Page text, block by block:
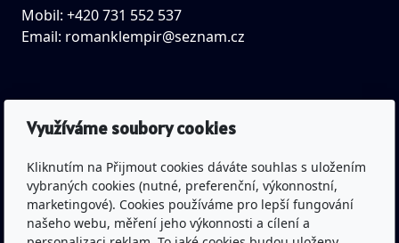
Mobil: +420 731 552 537
Email: romanklempir@seznam.cz
IČO: 43463045
u Krajského soudu v Hradci Králové
Bankovní spojení: Česká spořitelna a.s.
Využíváme soubory cookies
Kliknutím na Přijmout cookies dáváte souhlas s uložením
vybraných cookies (nutné, preferenční, výkonnostní,
marketingové). Cookies používáme pro lepší fungování
našeho webu, měření jeho výkonnosti a cílení a